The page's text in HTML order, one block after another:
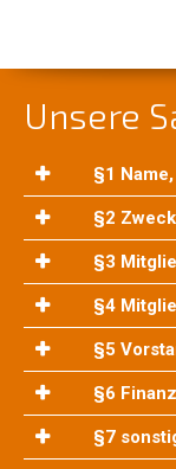
Gottesdienst
GeCho
Hauskreise
Atempause
Gebetskreis
Unsere
§1
§2 Zweck
§3
§4
§5
§6
§7